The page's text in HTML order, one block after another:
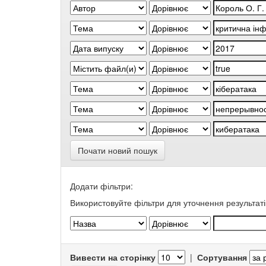
Почати новий пошук
Додати фільтри:
Використовуйте фільтри для уточнення
Вивести на сторінку | Сортування